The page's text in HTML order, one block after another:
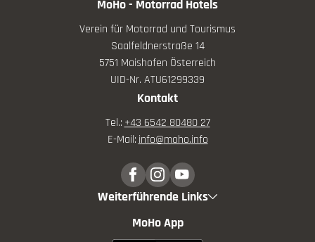
MoHo - Motorrad Hotels
Verein für Motorrad und Tourismus
Saalfeldnerstraße 14
5751 Maishofen Österreich
UID-Nr. ATU61299339
Kontakt
Tel.: +43 6542 80480 27
E-Mail: info@moho.info
Weiterführende Links
MoHo App